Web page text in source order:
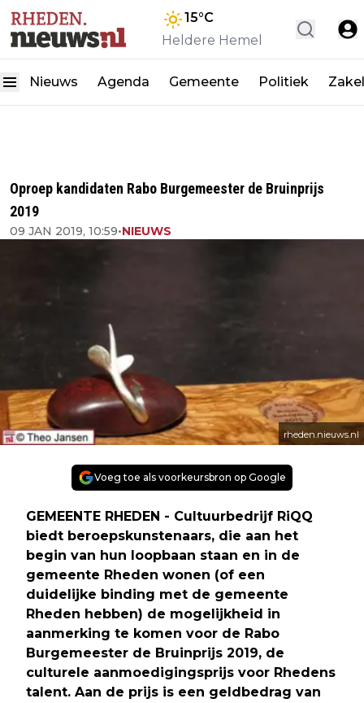
15°C
Heldere Hemel
Nieuws Agenda Gemeente Politiek
Oproep kandidaten Rabo Burgemeester de Bruinprijs
2019
09 JAN 2019, 10:59•NIEUWS
rheden.nieuws.nl
Voeg toe als voorkeursbron op Google
GEMEENTE RHEDEN - Cultuurbedrijf RiQQ
biedt beroepskunstenaars, die aan het
begin van hun loopbaan staan en in de
gemeente Rheden wonen (of een
duidelijke binding met de gemeente
Rheden hebben) de mogelijkheid in
aanmerking te komen voor de Rabo
Burgemeester de Bruinprijs 2019, de
culturele aanmoedigingsprijs voor Rhedens
talent. Aan de prijs is een geldbedrag van